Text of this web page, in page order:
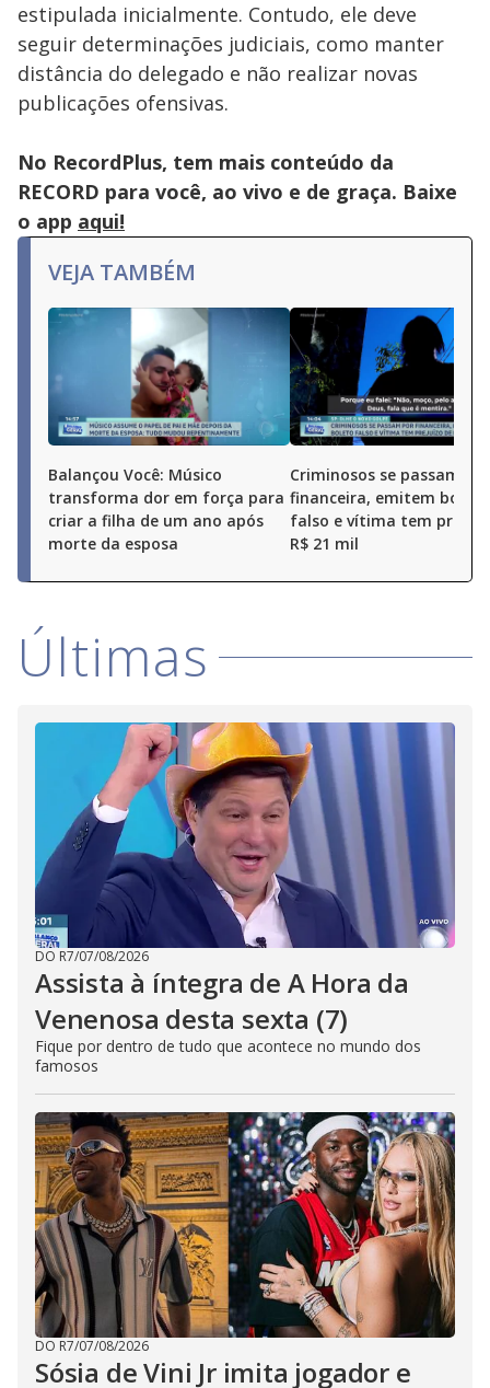
estipulada inicialmente. Contudo, ele deve
seguir determinações judiciais, como manter
distância do delegado e não realizar novas
publicações ofensivas.
No RecordPlus, tem mais conteúdo da
RECORD para você, ao vivo e de graça. Baixe
o app aqui!
VEJA TAMBÉM
Balançou Você: Músico
transforma dor em força para
criar a filha de um ano após
morte da esposa
Criminosos se passam por
financeira, emitem boleto
falso e vítima tem
R$ 21 mil
Últimas
DO R7/07/08/2026
Assista à íntegra de A Hora da
Venenosa desta sexta (7)
Fique por dentro de tudo que acontece no mundo dos
famosos
DO R7/07/08/2026
Sósia de Vini Jr imita jogador e